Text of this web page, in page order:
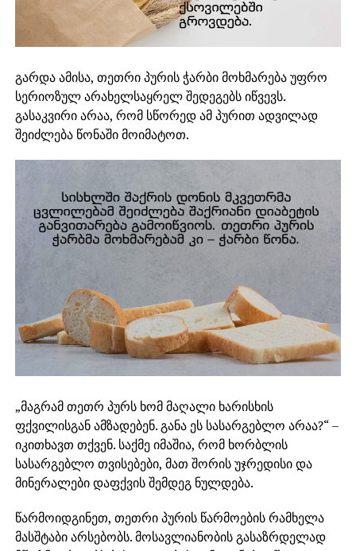
გარდა ამისა, თეთრი პურის ჭარბი მოხმარება უფრო
სერიოზულ არახელსაყრელ შედეგებს იწვევს.
გასაკვირი არაა, რომ სწორედ ამ პურით ადვილად
შეიძლება წონაში მოიმატოთ.
„მაგრამ თეთრ პურს ხომ მაღალი ხარისხის
ფქვილისგან ამზადებენ. განა ეს სასარგებლო არაა?“ –
იკითხავთ თქვენ. საქმე იმაშია, რომ ხორბლის
სასარგებლო თვისებები, მათ შორის უჯრედისი და
მინერალები დაფქვის შემდეგ ნულდება.
წარმოიდგინეთ, თეთრი პურის წარმოების რამხელა
მასშტაბი არსებობს. მოსავლიანობის გასაზრდელად